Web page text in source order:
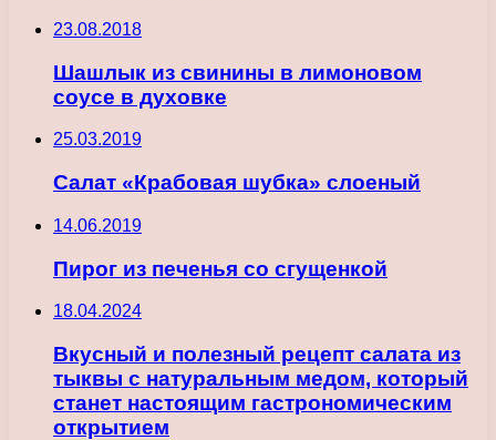
23.08.2018
Шашлык из свинины в лимоновом
соусе в духовке
25.03.2019
Салат «Крабовая шубка» слоеный
14.06.2019
Пирог из печенья со сгущенкой
18.04.2024
Вкусный и полезный рецепт салата из
тыквы с натуральным медом, который
станет настоящим гастрономическим
открытием